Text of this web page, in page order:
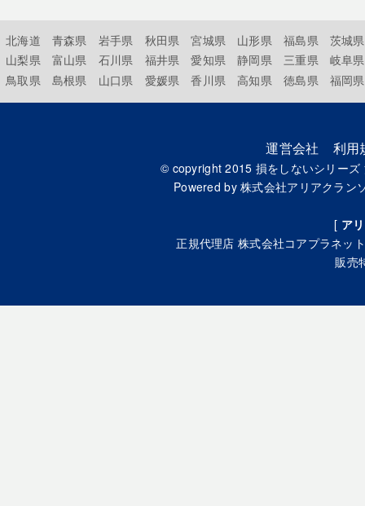
北海道 青森県 岩手県 秋田県 宮城県 山形県 福島県
茨城県
山梨県
富山県 石川県 福井県 愛知県 静岡県 三重県
岐阜県
鳥取県
島根県 山口県 愛媛県 香川県 高知県 徳島県 福岡県
運営会社 利用
© copyright 2015 損をしないシリー
Powered by株式会社アリアクラン
[ ア
正規代理店 株式会社コアプラネッ
販売